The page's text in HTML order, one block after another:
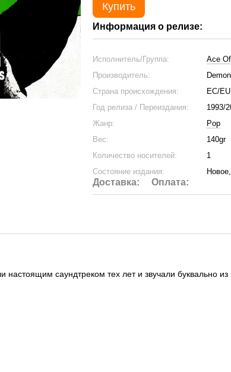
Купить
Информация о релизе:
Исполнитель/Группа:
Ace
Производитель:
Страна происхождения:
ЕС/EU
Год релиза / Переиздания:
1993/
Жанр:
Pop
Вес:
140gr
Количество носителей:
1
Состояние издания:
Доставка: Оплата:
саундтреком тех лет и звучали буквально из